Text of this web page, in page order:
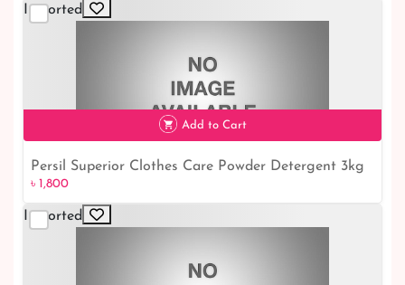
Imported
Add to Cart
Persil Superior Clothes Care Powder Detergent 3kg
৳ 1,800
Imported